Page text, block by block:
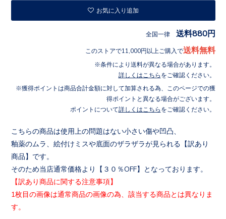
お気に入り追加
全国一律 送料880円
このストアで11,000円以上ご購入で送料無料
条件により送料が異なる場合があります。
詳しくはこちら をご確認ください。
獲得ポイントは商品合計金額に対して加算される為、このページでの獲
得ポイントと異なる場合がございます。
ポイントについて詳しくはこちら をご確認ください。
こちらの商品は使用上の問題はない小さい傷や凹凸、
釉薬のムラ、絵付けミスや底面のザラザラが見られる【訳あり
商品 】です。
そのため当店通常価格より【３０％OFF】となっております。
【訳あり商品に関する注意事項】
1枚目の画像は通常商品の画像の為、該当する商品とは異なりま
す